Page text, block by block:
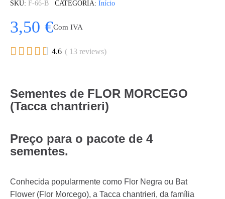
SKU F-66-B CATEGORIA Início
3,50 €Com IVA
     4.6 ( 13 reviews)
Sementes de FLOR MORCEGO
(Tacca chantrieri)
Preço para o pacote de 4
sementes.
Conhecida popularmente como Flor Negra ou Bat
Flower (Flor Morcego), a Tacca chantrieri, da família